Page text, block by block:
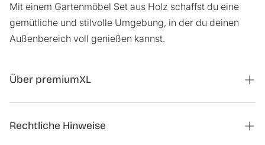
Mit einem Gartenmöbel Set aus Holz schaffst du eine
gemütliche und stilvolle Umgebung, in der du deinen
Außenbereich voll genießen kannst.
Über premiumXL
Kontaktformular Kooperationen
Rechtliche Hinweise